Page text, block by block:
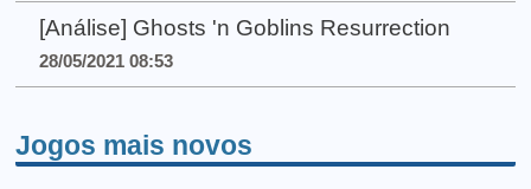
[Análise] Ghosts 'n Goblins Resurrection
28/05/2021 08:53
Jogos mais novos